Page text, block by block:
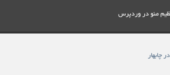
منو در وردپرس
چابهار